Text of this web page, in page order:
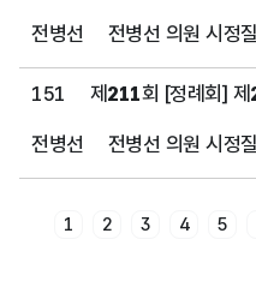
전병선 전병선 의원 시정
151 제 211회 [정례회] 제
전병선 전병선 의원 시정
1 2 3 4 5